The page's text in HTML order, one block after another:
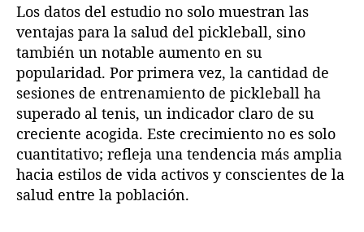
Los datos del estudio no solo muestran las
ventajas para la salud del pickleball, sino
también un notable aumento en su
popularidad. Por primera vez, la cantidad de
sesiones de entrenamiento de pickleball ha
superado al tenis, un indicador claro de su
creciente acogida. Este crecimiento no es solo
cuantitativo; refleja una tendencia más amplia
hacia estilos de vida activos y conscientes de la
salud entre la población.